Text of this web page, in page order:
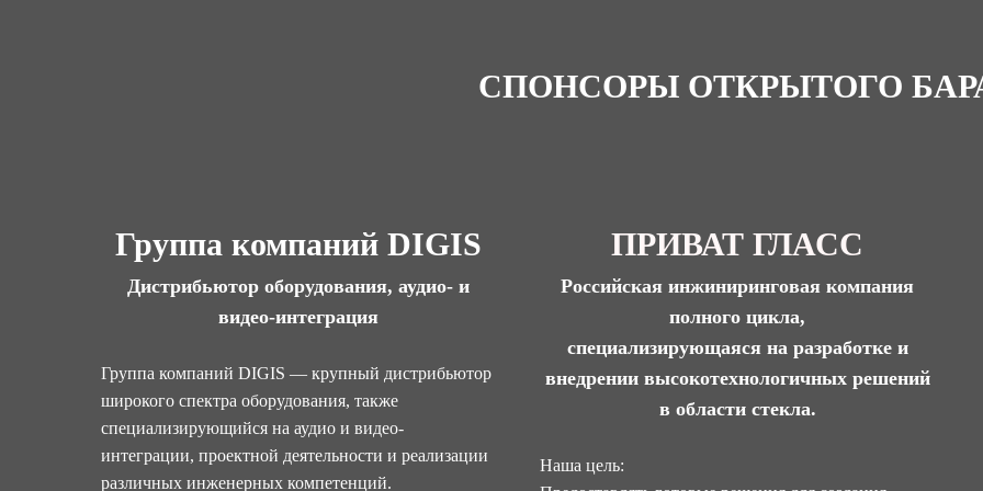
СПОНСОРЫ ОТКРЫТОГО
Группа компаний DIGIS
Дистрибьютор оборудования, аудио- и
видео-интеграция
Группа компаний DIGIS — крупный дистрибьютор
широкого спектра оборудования, также
специализирующийся на аудио и видео-
интеграции, проектной деятельности и реализации
различных инженерных компетенций.
ПРИВАТ ГЛАСС
Российская инжиниринговая компания
полного цикла,
специализирующаяся на разработке и
внедрении высокотехнологичных решений
в области стекла.
Наша цель: